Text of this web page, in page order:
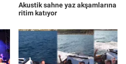
Akustik sahne yaz akşamlarına
ritim katıyor